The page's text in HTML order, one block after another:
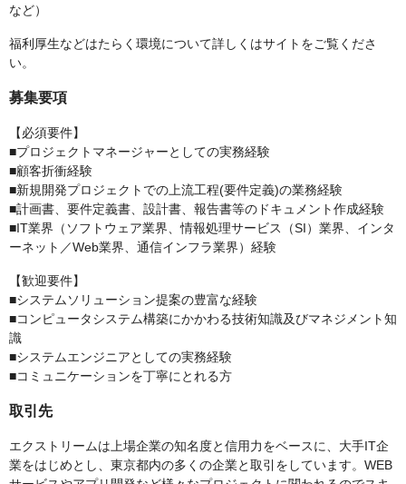
など）
福利厚生などはたらく環境について詳しくはサイトをご覧くださ
い。
募集要項
【必須要件】
■プロジェクトマネージャーとしての実務経験
■顧客折衝経験
■新規開発プロジェクトでの上流工程(要件定義)の業務経験
■計画書、要件定義書、設計書、報告書等のドキュメント作成経験
■IT業界（ソフトウェア業界、情報処理サービス（SI）業界、インタ
ーネット／Web業界、通信インフラ業界）経験
【歓迎要件】
■システムソリューション提案の豊富な経験
■コンピュータシステム構築にかかわる技術知識及びマネジメント知
識
■システムエンジニアとしての実務経験
■コミュニケーションを丁寧にとれる方
取引先
エクストリームは上場企業の知名度と信用力をベースに、大手IT企
業をはじめとし、東京都内の多くの企業と取引をしています。WEB